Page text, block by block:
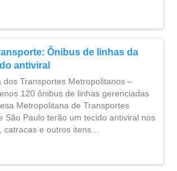
Ônibus de linhas da
antiviral
dos Transportes Metropolitanos –
120 ônibus de linhas gerenciadas
Metropolitana de Transportes
São Paulo terão um tecido antiviral nos
catracas e outros itens…